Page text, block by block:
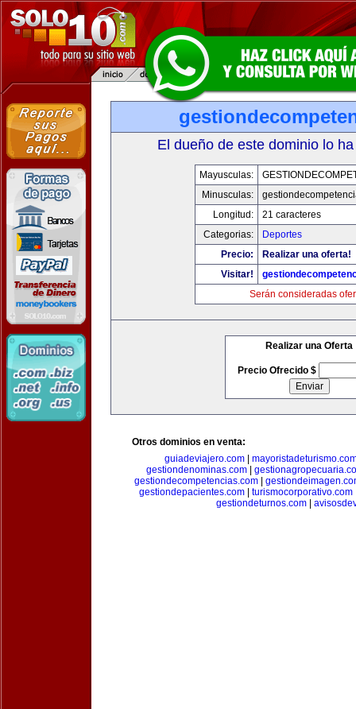
El dueño de este dominio lo
Mayusculas:
Minusculas:
Longitud:
21 caracteres
Categorias:
Deportes
Precio:
Realizar una oferta!
Visitar!
Serán consideradas
Realizar una Oferta
Precio Ofrecido $
Otros dominios en venta:
guiadeviajero.com|
gestiondenominas.com|
gestiondecompetencias.com|
gestiondepacientes.com| turismocorporativo.com
gestiondeturnos.com